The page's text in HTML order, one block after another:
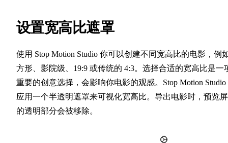
设置宽高比遮罩
使用 Stop Motion Studio 你可以创建不同宽高比的电影，例
方形、影院级、19:9 或传统的 4:3。选择合适的宽高比是一
重要的创意选择，会影响你电影的观感。Stop Motion Studio
应用一个半透明遮罩来可视化宽高比。导出电影时，预览
的透明部分会被移除。